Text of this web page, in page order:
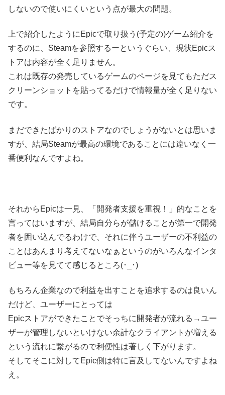
しないので使いにくいという点が最大の問題。
上で紹介したようにEpicで取り扱う(予定の)ゲーム紹介を
するのに、Steamを参照するーというぐらい、現状Epicス
トアは内容が全く足りません。
これは既存の発売しているゲームのページを見てもただス
クリーンショットを貼ってるだけで情報量が全く足りない
です。
まだできたばかりのストアなのでしょうがないとは思いま
すが、結局Steamが最高の環境であることには違いなく一
番便利なんですよね。
それからEpicは一見、「開発者支援を重視！」的なことを
言ってはいますが、結局自分らが儲けることが第一で開発
者を囲い込んでるわけで、それに伴うユーザーの不利益の
ことはあんまり考えてないなぁというのがいろんなインタ
ビュー等を見てて感じるところ(･_･)
もちろん企業なので利益を出すことを追求するのは良いん
だけど、ユーザーにとっては
Epicストアができたことでそっちに開発者が流れる→ユー
ザーが管理しないといけない余計なクライアントが増える
という流れに繋がるので利便性は著しく下がります。
そしてそこに対してEpic側は特に言及してないんですよね
え。